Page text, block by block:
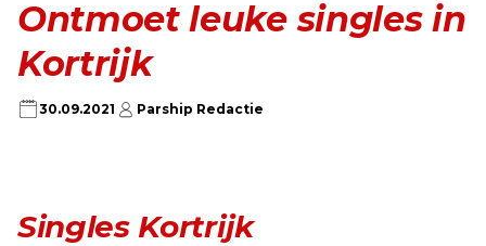
Ontmoet leuke singles in
Kortrijk
30.09.2021 Parship Redactie
Singles Kortrijk